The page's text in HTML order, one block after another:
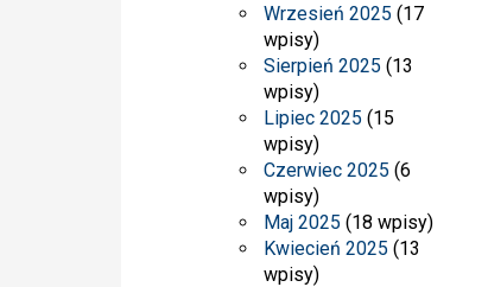
Wrzesień 2025 (17
wpisy)
Sierpień 2025 (13
wpisy)
Lipiec 2025 (15
wpisy)
Czerwiec 2025 (6
wpisy)
Maj 2025 (18 wpisy)
Kwiecień 2025 (13
wpisy)